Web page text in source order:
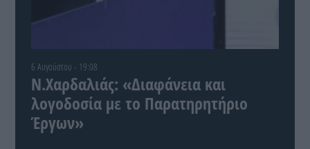
6 Αυγούστου - 19:08
Ν.Χαρδαλιάς: «Διαφάνεια και
λογοδοσία με το Παρατηρητήριο
Έργων»